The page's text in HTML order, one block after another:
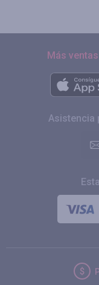
Más ventas
Asistencia